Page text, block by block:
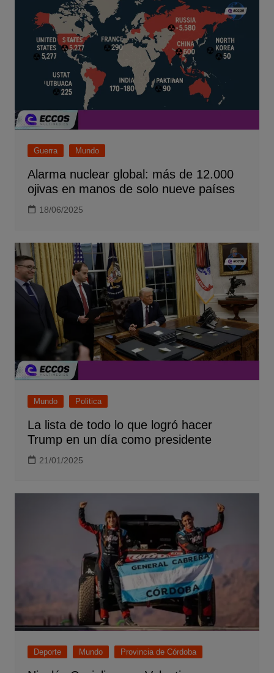
Guerra Mundo
Alarma nuclear global: más de 12.000
ojivas en manos de solo nueve países
18/06/2025
Mundo Politica
La lista de todo lo que logró hacer
Trump en un día como presidente
21/01/2025
Deporte Mundo Provincia de Córdoba